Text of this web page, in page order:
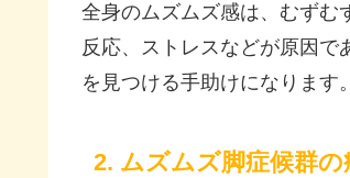
全身のムズムズ感は、むずむ
反応、ストレスなどが原因
を見つける手助けになります。
2. ムズムズ脚症候群